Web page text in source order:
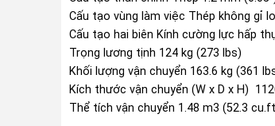
Cấu tạo vùng làm việc Thép không gỉ
Cấu tạo hai biên Kính cường lực hấp
Trọng lương tịnh 124 kg (273 lbs)
Khối lượng vận chuyển 163.6 kg (361
Kích thước vận chuyển (W x D x H)
Thể tích vận chuyển 1.48 m3 (52.3